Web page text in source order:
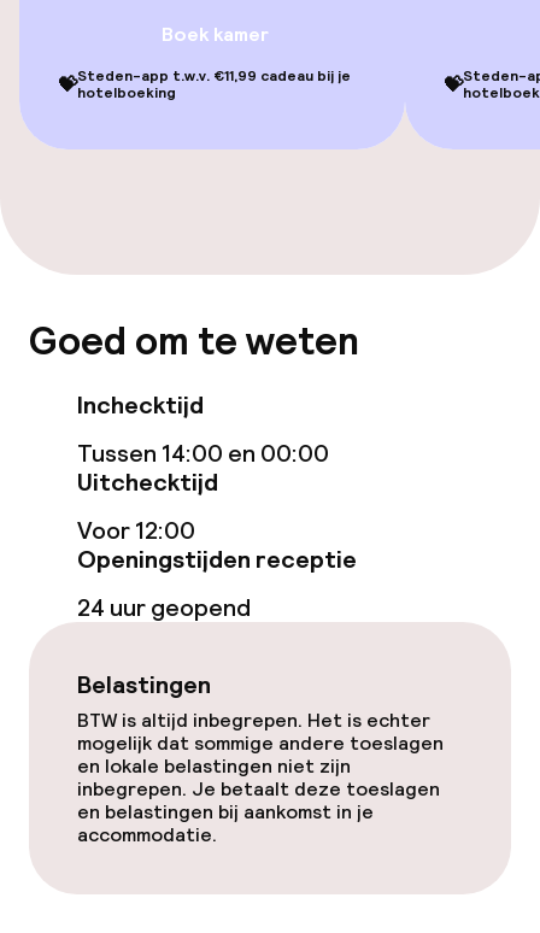
Eet- en drinkdiensten
Zakelijke faciliteiten
Conferentieruimte
Vergaderruimte
Boek kamer
💝Steden-app t.w.v. €11,99 cadeau bij je
hotelboeking
💝Steden-
Goed om te weten
Inchecktijd
Tussen 14:00 en 00:00
Uitchecktijd
Voor 12:00
Openingstijden receptie
24 uur geopend
Belastingen
BTW is altijd inbegrepen. Het is echter
mogelijk dat sommige andere toeslagen
en lokale belastingen niet zijn
inbegrepen. Je betaalt deze toeslagen
en belastingen bij aankomst in je
accommodatie.